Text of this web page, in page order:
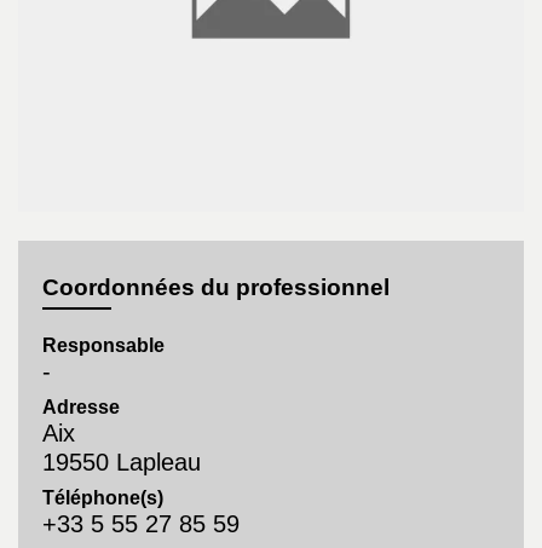
Coordonnées du professionnel
Responsable
-
Adresse
Aix
19550 Lapleau
Téléphone(s)
+33 5 55 27 85 59